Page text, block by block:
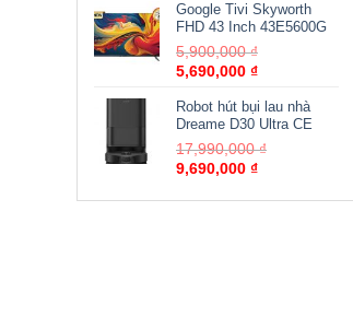
Google Tivi Skyworth
FHD 43 Inch 43E5600G
5,900,000₫
5,690,000 ₫
Robot hút bụi lau nhà
Dreame D30 Ultra CE
17,990,000₫
9,690,000 ₫